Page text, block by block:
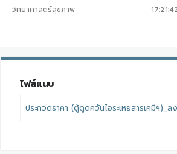
วิทยาศาสตร์สุขภาพ
ไฟล์แนบ
ประกวดราคา (ตู้ดูดควันไอระเหยสารเคมีฯ)_ล